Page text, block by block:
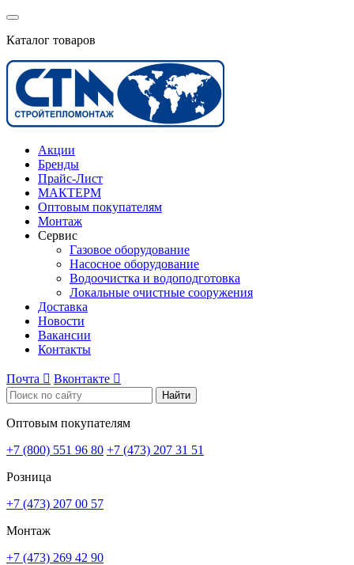
Каталог товаров
Акции
Бренды
Прайс-Лист
МАКТЕРМ
Оптовым покупателям
Монтаж
Сервис
Газовое оборудование
Насосное оборудование
Водоочистка и водоподготовка
Локальные очистные сооружения
Доставка
Новости
Вакансии
Контакты
Почта  Вконтакте 
Найти
Оптовым покупателям
+7 (800) 551 96 80 +7 (473) 207 31 51
Розница
+7 (473) 207 00 57
Монтаж
+7 (473) 269 42 90